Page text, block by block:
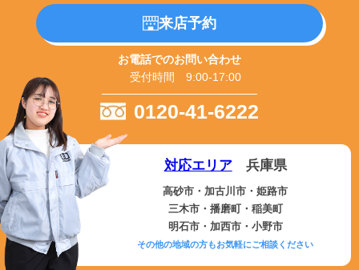
来店予約
お電話でのお問い合わせ
受付時間 9:00-17:00
0120-41-6222
対応エリア兵庫県
高砂市・加古川市・姫路市
三木市・播磨町・稲美町
明石市・加西市・小野市
その他の地域の方もお気軽にご相談ください